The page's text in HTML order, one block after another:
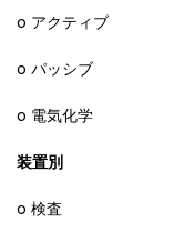
o アクティブ
o パッシブ
o 電気化学
装置別
o 検査